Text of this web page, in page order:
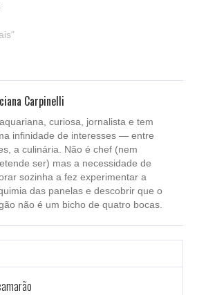
Carpinelli
curiosa, jornalista e tem
infinidade de interesses — entre
a culinária. Não é chef (nem
ser) mas a necessidade de
sozinha a fez experimentar a
das panelas e descobrir que o
não é um bicho de quatro bocas.